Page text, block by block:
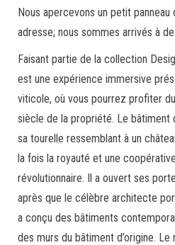
Nous apercevons un petit
adresse; nous sommes arrivés à
Faisant partie de la collection
est une expérience immersive
viticole, où vous pourrez profiter
siècle de la propriété. Le bâtiment
sa tourelle ressemblant à un
la fois la royauté et une
révolutionnaire. Il a ouvert ses
après que le célèbre architecte
a conçu des bâtiments
des murs du bâtiment d’origine.